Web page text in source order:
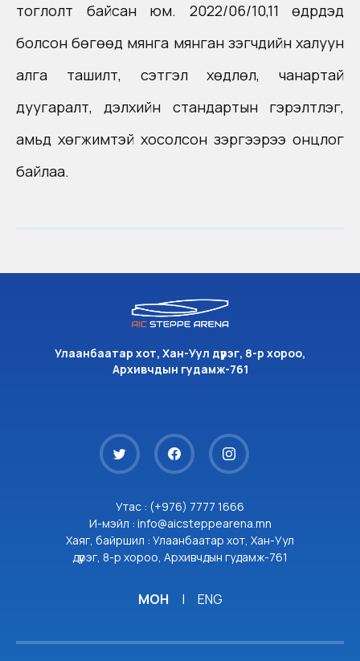
тоглолт байсан юм. 2022/06/10,11 өдрүүдэд
болсон бөгөөд мянга мянган үзэгчдийн халуун
алга ташилт, сэтгэл хөдлөл, чанартай
дуугаралт, дэлхийн стандартын гэрэлтүүлэг,
амьд хөгжимтэй хосолсон зэргээрээ онцлог
байлаа.
Улаанбаатар хот, Хан-Уул дүүрэг, 8-р хороо,
Архивчдын гудамж-761
Утас : (+976) 7777 1666
И-мэйл : info@aicsteppearena.mn
Хаяг, байршил : Улаанбаатар хот, Хан-Уул
дүүрэг, 8-р хороо, Архивчдын гудамж-761
МОН | ENG